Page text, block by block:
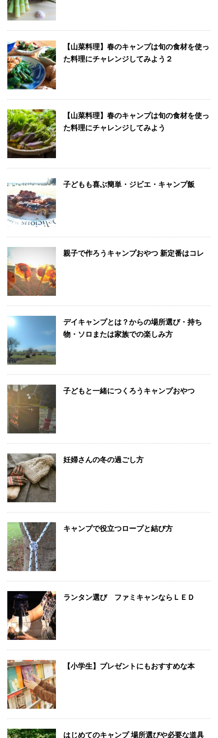
【山菜料理】春のキャンプは旬の食材を使っ
た料理にチャレンジしてみよう２
【山菜料理】春のキャンプは旬の食材を使っ
た料理にチャレンジしてみよう
子どもも喜ぶ簡単・ジビエ・キャンプ飯
親子で作ろうキャンプおやつ 新定番はコレ
デイキャンプとは？からの場所選び・持ち
物・ソロまたは家族での楽しみ方
子どもと一緒につくろうキャンプおやつ
妊婦さんの冬の過ごし方
キャンプで役立つロープと結び方
ランタン選び ファミキャンならＬＥＤ
【小学生】プレゼントにもおすすめな本
はじめてのキャンプ 場所選びや必要な道具